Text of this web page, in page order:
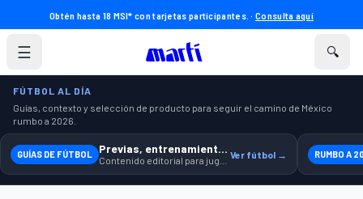
Obtén hasta 18 MSI* con tarjetas participantes. ·Consulta aquí
☰ 🔍
FÚTBOL AL DÍA
Guías, contexto y selección de producto para seguir el camino de México
rumbo a 2026.
GUÍAS DE FÚTBOL Previas, entrenamiento y producto Ver fútbol → RUMBO A